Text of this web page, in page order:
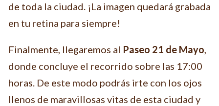
de toda la ciudad. ¡La imagen quedará grabada
en tu retina para siempre!
Finalmente, llegaremos al Paseo 21 de Mayo,
donde concluye el recorrido sobre las 17:00
horas. De este modo podrás irte con los ojos
llenos de maravillosas vitas de esta ciudad y